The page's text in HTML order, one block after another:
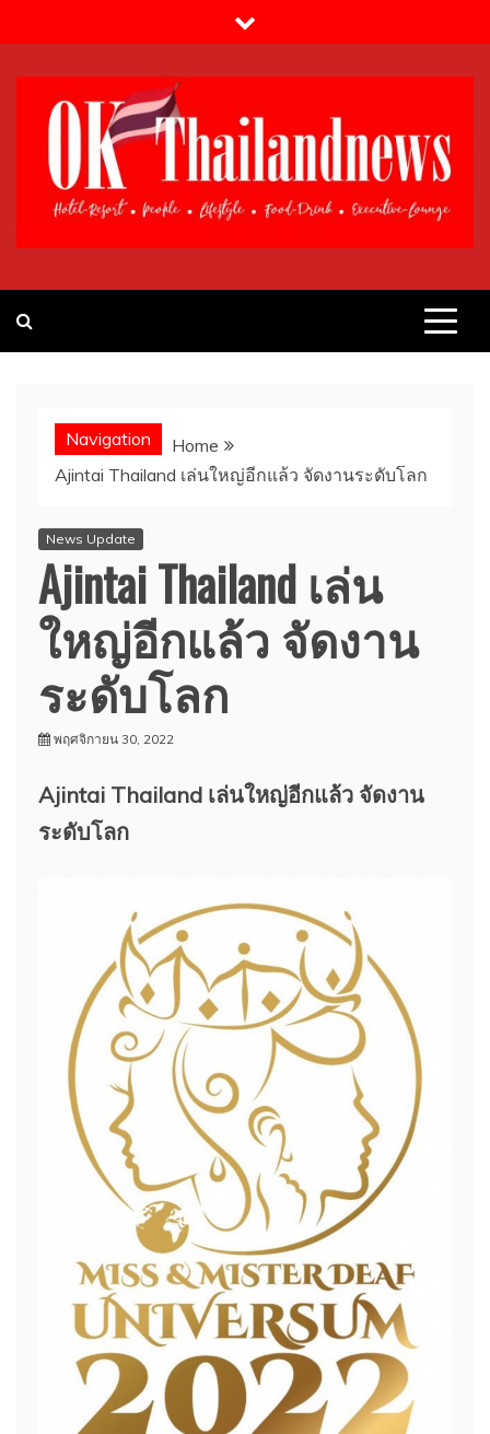
to
content
Navigation
Home
Ajintai Thailand เล่นใหญ่อีกแล้ว จัดงานระดับโลก
News Update
Ajintai Thailand เล่น
ใหญ่อีกแล้ว จัดงาน
ระดับโลก
พฤศจิกายน 30, 2022
Ajintai Thailand เล่นใหญ่อีกแล้ว จัดงาน
ระดับโลก